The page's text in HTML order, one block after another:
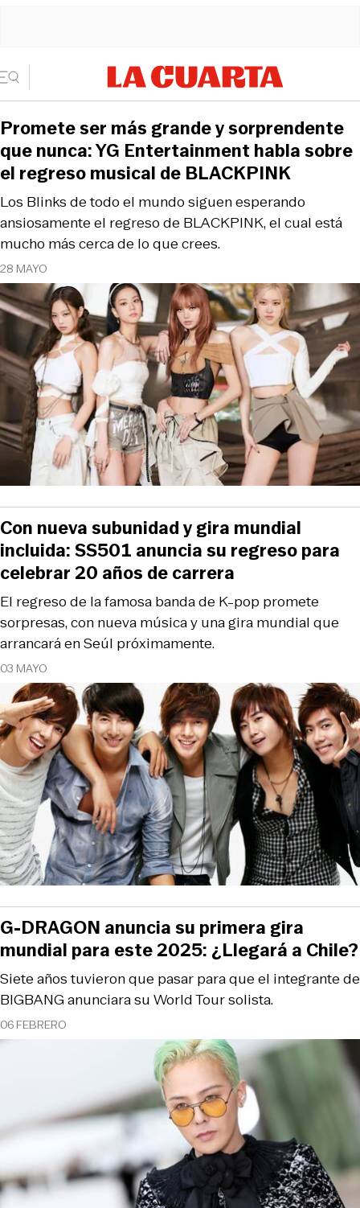
28 MAYO
Los Blinks de todo el mundo siguen esperando
ansiosamente el regreso de BLACKPINK, el cual está
mucho más cerca de lo que crees.
Promete ser más grande y sorprendente
que nunca: YG Entertainment habla sobre
el regreso musical de BLACKPINK
03 MAYO
El regreso de la famosa banda de K-pop promete
sorpresas, con nueva música y una gira mundial que
arrancará en Seúl próximamente.
Con nueva subunidad y gira mundial
incluida: SS501 anuncia su regreso para
celebrar 20 años de carrera
06 FEBRERO
Siete años tuvieron que pasar para que el integrante de
BIGBANG anunciara su World Tour solista.
G-DRAGON anuncia su primera gira
mundial para este 2025: ¿Llegará a Chile?